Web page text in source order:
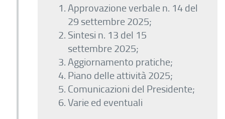
Approvazione verbale n. 14 del
29 settembre 2025;
Sintesi n. 13 del 15
settembre 2025;
Aggiornamento pratiche;
Piano delle attività 2025;
Comunicazioni del Presidente;
Varie ed eventuali